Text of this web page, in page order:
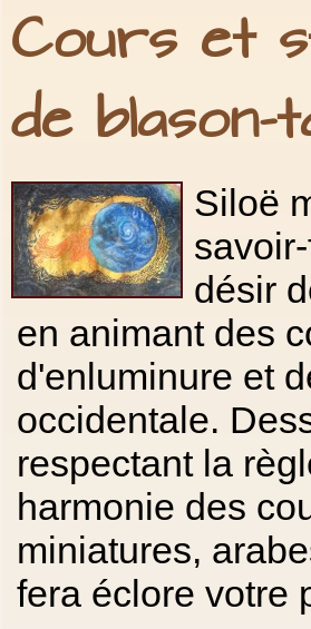
Cours et
de
Siloë
désir
en animant des
d'enluminure et
occidentale.
respectant la
harmonie des
miniatures,
fera éclore votre